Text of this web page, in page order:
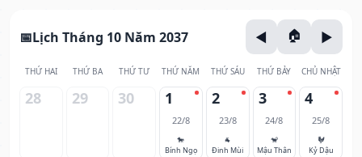
Lịch Tháng 10 Năm 2037
THỨ HAI THỨ BA THỨ TƯ THỨ NĂM THỨ SÁU THỨ BẢY CHỦ NHẬT
28 29 30 1
22/8
🐎
Bính Ngọ
2
23/8
🐐
Đinh Mùi
3
24/8
🐒
Mậu Thân
4
25/8
🐓
Kỷ Dậu